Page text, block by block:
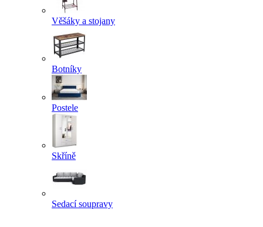
Věšáky a stojany
Botníky
Postele
Skříně
Sedací soupravy